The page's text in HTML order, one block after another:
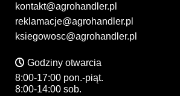
kontakt@agrohandler.pl
reklamacje@agrohandler.pl
ksiegowosc@agrohandler.pl
Godziny otwarcia
8:00-17:00 pon.-piąt.
8:00-14:00 sob.